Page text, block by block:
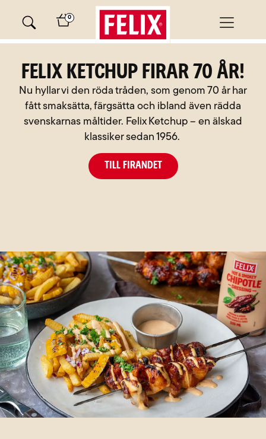
content
0
Felix Ketchup firar 70 år!
Nu hyllar vi den röda tråden, som genom 70 år har
fått smaksätta, färgsätta och ibland även rädda
svenskarnas måltider. Felix Ketchup – en älskad
klassiker sedan 1956.
Till firandet